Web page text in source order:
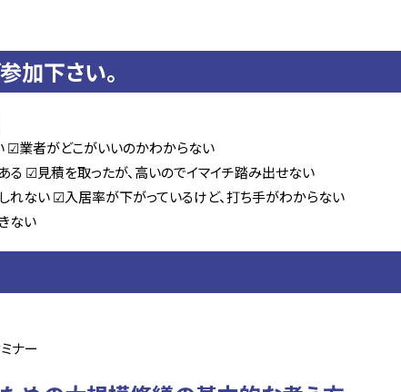
加下さい。
☑業者がどこがいいのかわからない
る ☑見積を取ったが、高いのでイマイチ踏み出せない
れない☑入居率が下がっているけど、打ち手がわからない
ない
ナー